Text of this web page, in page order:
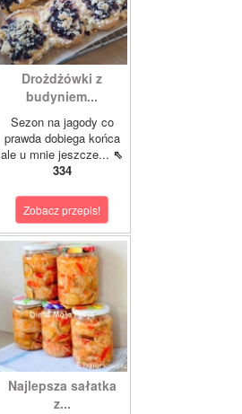
Drożdżówki z
budyniem...
Sezon na jagody co
prawda dobiega końca
ale u mnie jeszcze... ⇖
334
Zobacz przepis!
Najlepsza sałatka
z...